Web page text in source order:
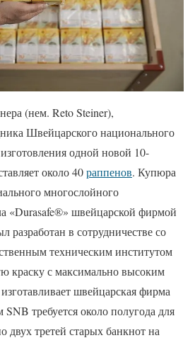
(нем. Reto Steiner),
Швейцарского национального
одной новой 10-
около 40раппенов. Купюра
многослойного
«Durasafe®» швейцарской фирмой
разработан в сотрудничестве со
техническим институтом
краску с максимально высоким
швейцарская фирма
требуется около полугода для
двух третей старых банкнот на